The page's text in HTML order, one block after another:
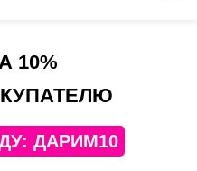
10%
ДАРИМ10